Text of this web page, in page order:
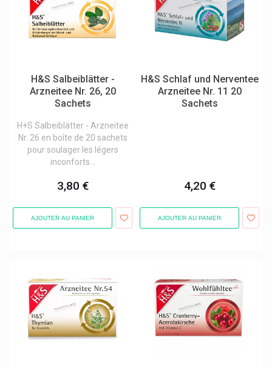
Ice Power
Inebios
Infectopharm
Innoxa Laboratoires
Insectcare
Insect Ecran Cooper
Intextred
Ioma Cosmétique Personnalisée
Ipsen
H&S Salbeiblätter -
Arzneitee Nr. 26, 20
Sachets
H+S Salbeiblätter - Arzneitee
Nr. 26 en boîte de 20 sachets
pour soulager les légers
inconforts...
3,80 €
AJOUTER AU PANIER
H&S Schlaf und Nerventee
Arzneitee Nr. 11 20
Sachets
4,20 €
AJOUTER AU PANIER